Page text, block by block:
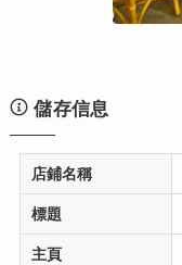
儲存信息
店鋪名稱
標題
主頁